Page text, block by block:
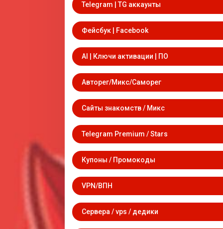
Telegram | TG аккаунты
Фейсбук | Facebook
AI | Ключи активации | ПО
Авторег/Микс/Саморег
Сайты знакомств / Микс
Telegram Premium / Stars
Купоны / Промокоды
VPN/ВПН
Сервера / vps / дедики